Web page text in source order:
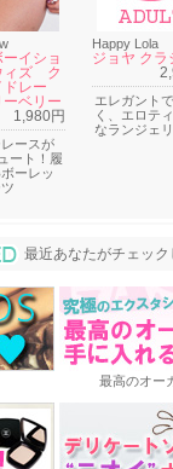
イショ
ズ ク
ドレー
ベリー
1,980円
ースが
ート！履
ーレッ
Happy Lola
ジョヤ クラ
エレガント
く、エロテ
なランジェ
最近あなたがチェック
最近あなたがチェック
最高のオー